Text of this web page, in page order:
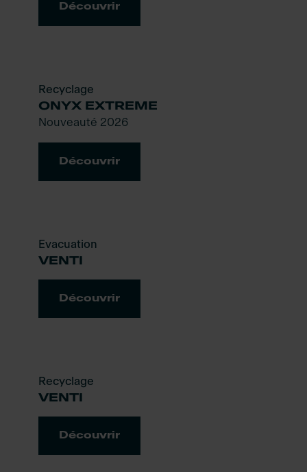
Découvrir
Recyclage
ONYX EXTREME
Nouveauté 2026
Découvrir
Evacuation
VENTI
Découvrir
Recyclage
VENTI
Découvrir